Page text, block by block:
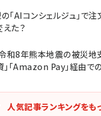
「AIコンシェルジュ」で
た？
8年熊本地震の被災地支
」「Amazon Pay」経由で
人気記事ランキングをも